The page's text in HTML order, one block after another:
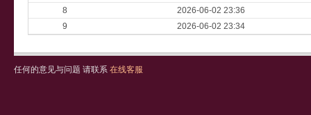
8
2026-06-02 23:36
9
2026-06-02 23:34
任何的意见与问题 请联系 在线客服